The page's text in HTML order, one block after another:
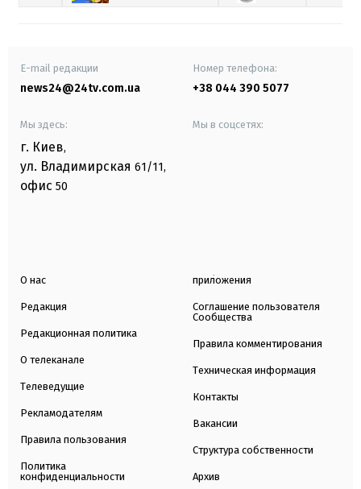
E-mail редакции
news24@24tv.com.ua
Номер телефона:
+38 044 390 5077
Мы здесь:
г. Киев,
ул. Владимирская 61/11,
офис 50
Мы в соцсетях:
О нас
Редакция
Редакционная политика
О телеканале
Телеведущие
Рекламодателям
Правила пользования
Политика
конфиденциальности
приложения
Соглашение пользователя
Сообщества
Правила комментирования
Техническая информация
Контакты
Вакансии
Структура собственности
Архив